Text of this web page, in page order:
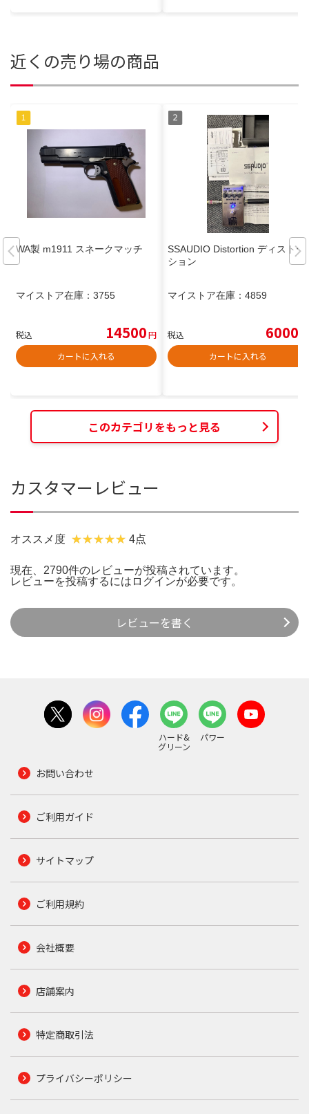
近くの売り場の商品
WA製 m1911 スネークマッチ
マイストア在庫： 3755
税込 14500円
カートに入れる
SSAUDIO Distortion ディストー
ション
マイストア在庫： 4859
税込 6000
カートに入れる
このカテゴリをもっと見る
カスタマーレビュー
オススメ度 4点
現在、2790件のレビューが投稿されています。
レビューを投稿するには ログインが必要です。
レビューを書く
ハード&
グリーン
パワー
お問い合わせ
ご利用ガイド
サイトマップ
ご利用規約
会社概要
店舗案内
特定商取引法
プライバシーポリシー